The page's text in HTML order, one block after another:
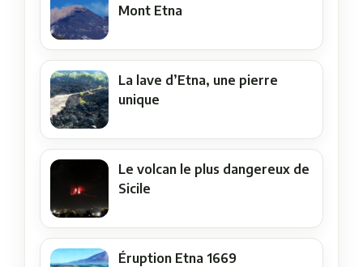
Mont Etna
La lave d’Etna, une pierre
unique
Le volcan le plus dangereux de
Sicile
Éruption Etna 1669